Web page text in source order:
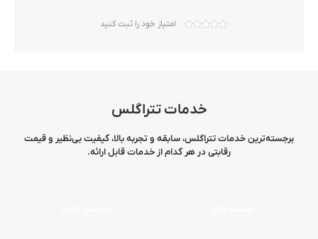
امتیاز خود را ثبت کنید
خدمات تتراگلس
برجسته‌ترین خدمات تتراگلس، سابقه و تجربه بالا، کیفیت بی‌نظیر و قیمت
رقابتی در هر کدام از خدمات قابل ارائه.